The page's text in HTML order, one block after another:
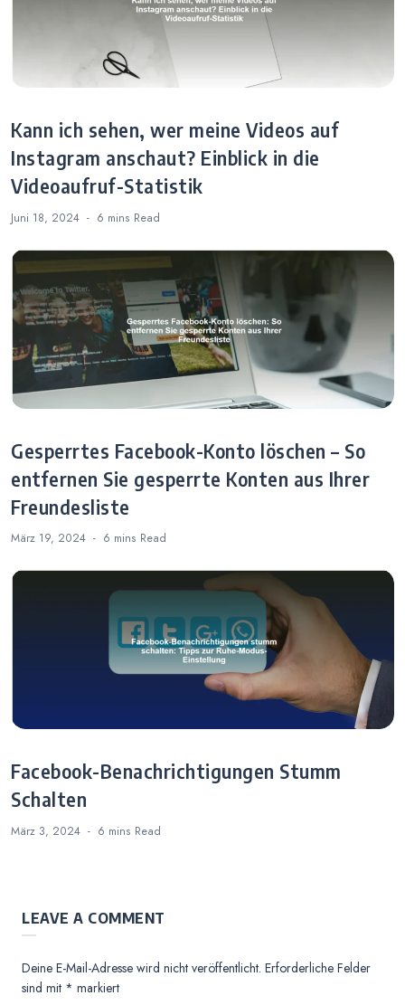
Kann ich sehen, wer meine Videos auf
Instagram anschaut? Einblick in die
Videoaufruf-Statistik
Juni 18, 2024 6 mins Read
Gesperrtes Facebook-Konto löschen – So
entfernen Sie gesperrte Konten aus Ihrer
Freundesliste
März 19, 2024 6 mins Read
Facebook-Benachrichtigungen Stumm
Schalten
März 3, 2024 6 mins Read
LEAVE A COMMENT
Deine E-Mail-Adresse wird nicht veröffentlicht. Erforderliche Felder
sind mit * markiert